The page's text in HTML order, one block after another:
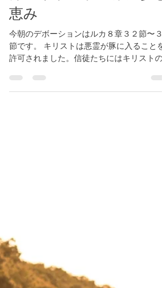
Tokyo Bay Bible Fellowship
2024年2月20日
読了時間: 1分
ルカ８章３２節～３３
節 キリストの様に歩む